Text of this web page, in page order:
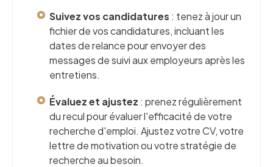
Suivez vos candidatures : tenez à jour un
fichier de vos candidatures, incluant les
dates de relance pour envoyer des
messages de suivi aux employeurs après les
entretiens.
Évaluez et ajustez : prenez régulièrement
du recul pour évaluer l'efficacité de votre
recherche d'emploi. Ajustez votre CV, votre
lettre de motivation ou votre stratégie de
recherche au besoin.